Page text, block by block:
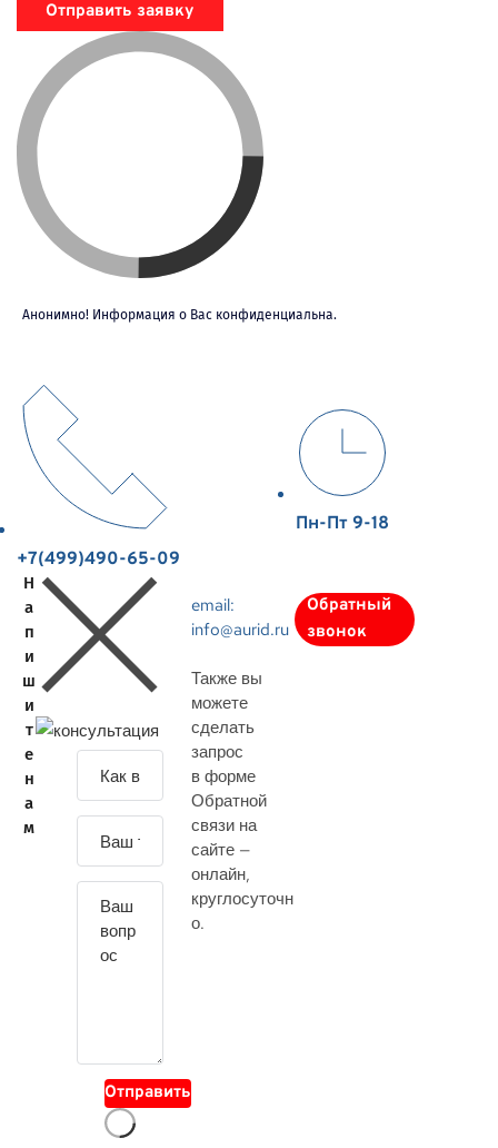
Отправить заявку
Анонимно! Информация о Вас конфиденциальна.
+7(499)490-65-09
Пн-Пт 9-18
Н
а
п
и
ш
и
т
е
н
а
м
Отправить
email:
info@aurid.ru
Также вы
можете
сделать
запрос
в форме
Обратной
связи на
сайте —
онлайн,
круглосуточн
о.
Обратный
звонок